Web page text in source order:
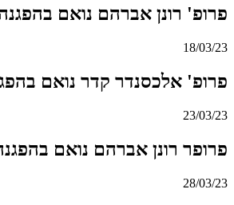
פרופ' רונן אברהם נואם
18/03/23
פרופ' אלכסנדר קדר נואם
23/03/23
פרופר רונן אברהם נואם
28/03/23